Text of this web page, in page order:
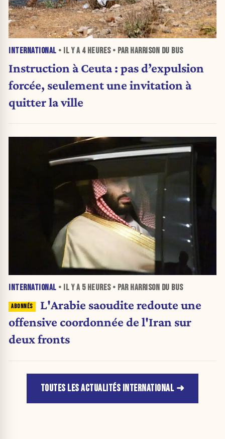
INTERNATIONAL • IL Y A 4 HEURES• PAR HARRISON DU BUS
Instruction à Ceuta : pas d’expulsion
forcée, seulement une invitation à
quitter la ville
INTERNATIONAL • IL Y A 5 HEURES• PAR HARRISON DU BUS
L'Arabie saoudite redoute une
offensive coordonnée de l'Iran sur
deux fronts
TOUTES LES ACTUALITÉS INTERNATIONAL